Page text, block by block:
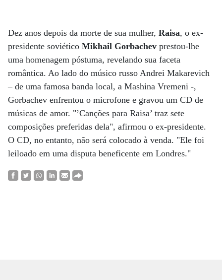
Dez anos depois da morte de sua mulher, Raisa, o ex-
presidente soviético Mikhail Gorbachev prestou-lhe
uma homenagem póstuma, revelando sua faceta
romântica. Ao lado do músico russo Andrei Makarevich
– de uma famosa banda local, a Mashina Vremeni -,
Gorbachev enfrentou o microfone e gravou um CD de
músicas de amor. "’Canções para Raisa’ traz sete
composições preferidas dela", afirmou o ex-presidente.
O CD, no entanto, não será colocado à venda. "Ele foi
leiloado em uma disputa beneficente em Londres."